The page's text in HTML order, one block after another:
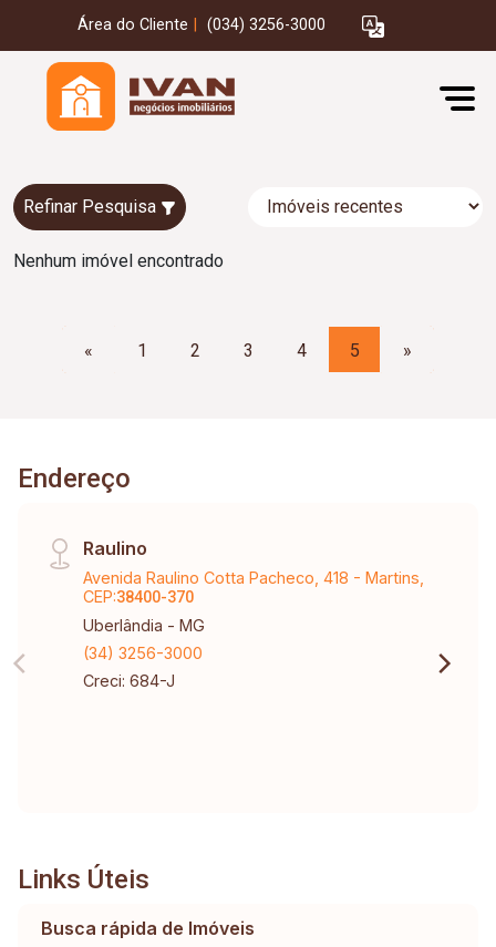
Área do Cliente (034) 3256-3000
Refinar Pesquisa
Nenhum imóvel encontrado
« 1 2 3 4 5 »
Endereço
Raulino
Avenida Raulino Cotta Pacheco, 418 - Martins,
CEP:38400-370
Uberlândia - MG
(34) 3256-3000
Creci: 684-J
Links Úteis
Busca rápida de Imóveis